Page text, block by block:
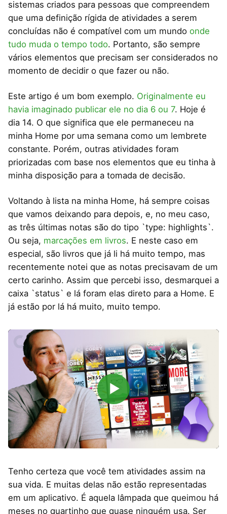
sistemas criados para pessoas que compreendem
que uma definição rígida de atividades a serem
concluídas não é compatível com um mundo onde
tudo muda o tempo todo. Portanto, são sempre
vários elementos que precisam ser considerados no
momento de decidir o que fazer ou não.
Este artigo é um bom exemplo. Originalmente eu
havia imaginado publicar ele no dia 6 ou 7. Hoje é
dia 14. O que significa que ele permaneceu na
minha Home por uma semana como um lembrete
constante. Porém, outras atividades foram
priorizadas com base nos elementos que eu tinha à
minha disposição para a tomada de decisão.
Voltando à lista na minha Home, há sempre coisas
que vamos deixando para depois, e, no meu caso,
as três últimas notas são do tipo `type: highlights`.
Ou seja, marcações em livros. E neste caso em
especial, são livros que já li há muito tempo, mas
recentemente notei que as notas precisavam de um
certo carinho. Assim que percebi isso, desmarquei a
caixa `status` e lá foram elas direto para a Home. E
já estão por lá há muito, muito tempo.
▶
Tenho certeza que você tem atividades assim na
sua vida. E muitas delas não estão representadas
em um aplicativo. É aquela lâmpada que queimou há
meses no quartinho que quase ninguém usa. Ser